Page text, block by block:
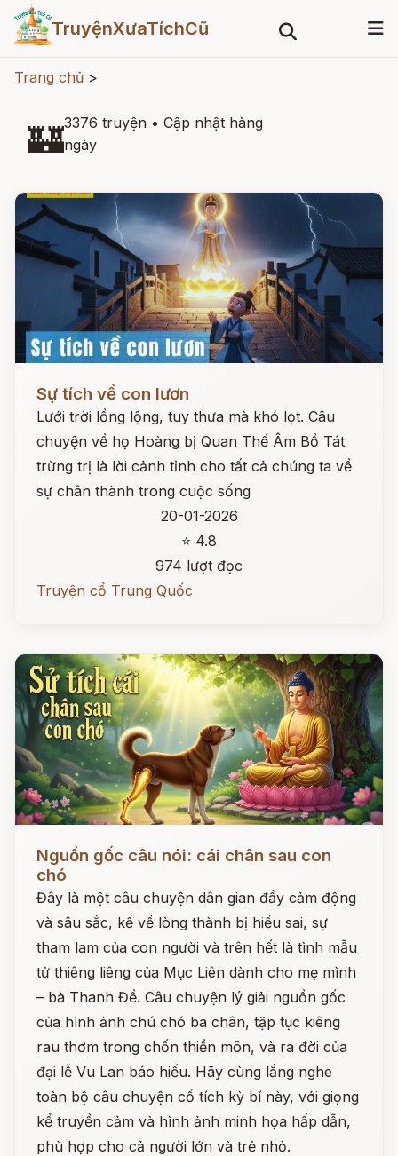
TruyệnXưaTíchCũ
Trang chủ >
🏰3376 truyện • Cập nhật hàng
ngày
Sự tích về con lươn
Lưới trời lồng lộng, tuy thưa mà khó lọt. Câu
chuyện về họ Hoàng bị Quan Thế Âm Bồ Tát
trừng trị là lời cảnh tỉnh cho tất cả chúng ta về
sự chân thành trong cuộc sống
20-01-2026
⭐ 4.8
974 lượt đọc
Truyện cổ Trung Quốc
Đọc ngay
Nguồn gốc câu nói: cái chân sau con
chó
Đây là một câu chuyện dân gian đầy cảm động
và sâu sắc, kể về lòng thành bị hiểu sai, sự
tham lam của con người và trên hết là tình mẫu
tử thiêng liêng của Mục Liên dành cho mẹ mình
– bà Thanh Đề. Câu chuyện lý giải nguồn gốc
của hình ảnh chú chó ba chân, tập tục kiêng
rau thơm trong chốn thiền môn, và ra đời của
đại lễ Vu Lan báo hiếu. Hãy cùng lắng nghe
toàn bộ câu chuyện cổ tích kỳ bí này, với giọng
kể truyền cảm và hình ảnh minh họa hấp dẫn,
phù hợp cho cả người lớn và trẻ nhỏ.